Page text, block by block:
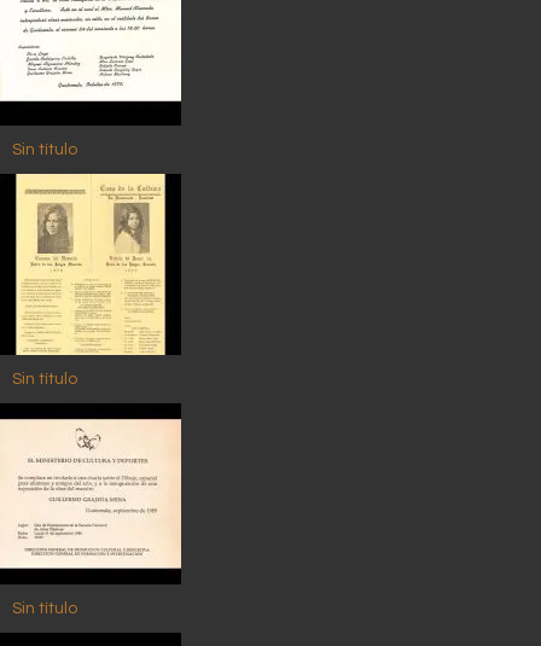
Sin título
Sin título
Sin título